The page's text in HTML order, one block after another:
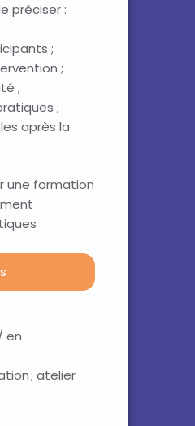
préciser :
;
;
;
;
après la
une formation
en
; atelier